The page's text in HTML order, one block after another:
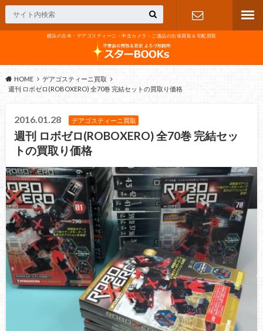
横浜の古本・デアゴスティーニ・中古カメラ・ご遺品の出張買取＆宅配買取
HOME
デアゴスティーニ買取
週刊 ロボゼロ(ROBOXERO) 全70巻 完結セットの買取り価格
2016.01.28 デアゴスティーニ買取
週刊 ロボゼロ(ROBOXERO) 全70巻 完結セッ
トの買取り価格